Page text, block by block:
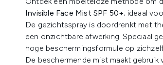
Invisible Face Mist SPF 50+; ideaal
De gezichtsspray is doordrenkt met
een onzichtbare afwerking. Speciaal
hoge beschermingsformule op
De beschermende mist maakt gebruik